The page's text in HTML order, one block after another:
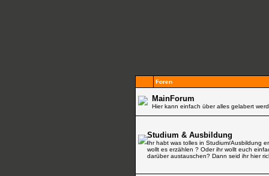
Foren
MainForum
Hier kann einfach über alles gelabert
Studium & Ausbildung
Ihr habt was tolles in Studium/Ausbildung
wollt es erzählen ? Oder ihr wollt euch
darüber austauschen? Dann seid ihr hier